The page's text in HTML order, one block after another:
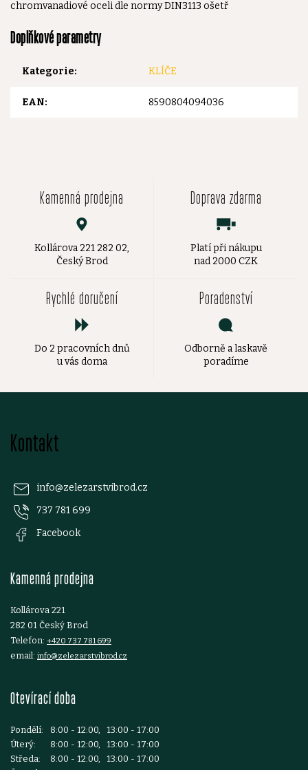
chromvanadiové oceli dle normy DIN3113 ošetř
Doplňkové parametry
Kategorie: KLÍČE
EAN: 8590804094036
Kamenná prodejna
Kollárova 221 282 02,
Český Brod
Doprava zdarma
Platí při nákupu
nad 2000 CZK
Rychlé doručení
Do 2 pracovních dnů
u vás doma
Poradenství
Odborně a laskavě
poradíme
Kontakt
info@zelezarstvibrod.cz
737 781 699
Facebook
Kamenná prodejna
Kollárova 221
282 01 Český Brod
Telefon: +420 737 781 699
email: info@zelezarstvibrod.cz
Otevírací doba
Pondělí:
8:00 - 12:00, 13:00 - 17:00
Úterý:
8:00 - 12:00, 13:00 - 17:00
Středa:
8:00 - 12:00, 13:00 - 17:00